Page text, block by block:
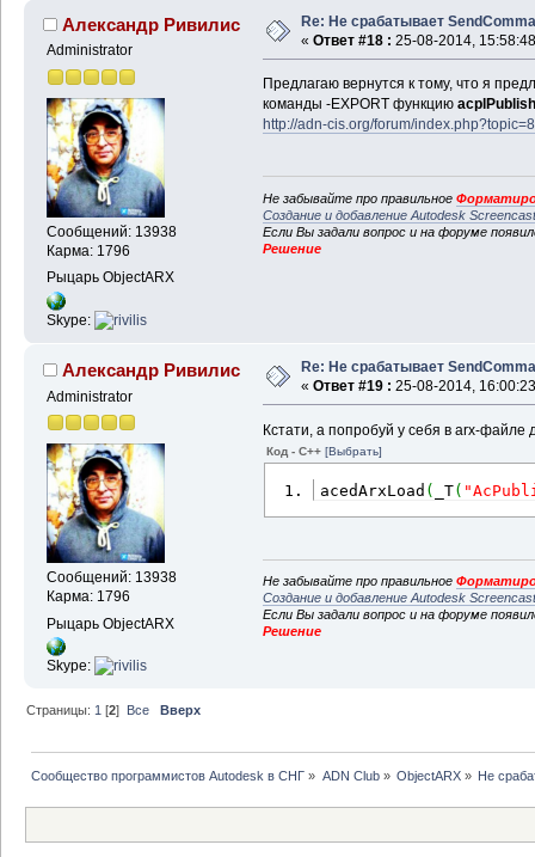
Александр Ривилис
Administrator
Сообщений: 13938
Карма: 1796
Рыцарь ObjectARX
Skype:
Re: Не срабатывает
« Ответ #18 : 25-08-2014,
Предлагаю вернутся к тому, что я
команды -EXPORT функцию
http://adn-cis.org/forum/
Не забывайте про правильное
Создание и добавление Autodesk
Если Вы задали вопрос и на форуме
Решение
Александр Ривилис
Administrator
Сообщений: 13938
Карма: 1796
Рыцарь ObjectARX
Skype:
Re: Не срабатывает
« Ответ #19 : 25-08-2014,
Кстати, а попробуй у себя в arx-файле
Код - C++ [Выбрать]
acedArxLoad ( _T(
Не забывайте про правильное
Создание и добавление Autodesk
Если Вы задали вопрос и на форуме
Решение
Страницы: 1 [2] Все Вверх
Сообщество программистов Autodesk в СНГ » ADN Club» ObjectARX» Не